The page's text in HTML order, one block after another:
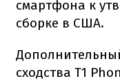
смартфона к
сборке в США.
сходства T1